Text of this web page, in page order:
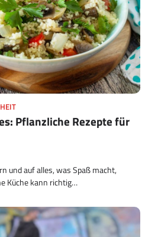
Pflanzliche Rezepte für
und auf alles, was Spaß macht,
Küche kann richtig…